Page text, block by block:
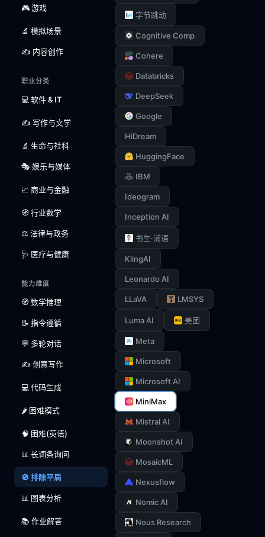
🎮 游戏
🔬 模拟场景
✍️ 内容创作
职业分类
💻 软件 & IT
✍️ 写作与文学
🔬 生命与社科
🎭 娱乐与媒体
📈 商业与金融
🧭 行业数学
⚖️ 法律与政务
🩺 医疗与健康
能力维度
🧭 数学推理
📝 指令遵循
💬 多轮对话
✍️ 创意写作
💻 代码生成
🌶️ 困难模式
🧠 困难(英语)
📊 长词条询问
🚫 排除平局
📊 图表分析
📚 作业解答
字节跳动
Cognitive Comp
Cohere
Databricks
DeepSeek
Google
HiDream
HuggingFace
IBM
Ideogram
Inception AI
书生·浦语
KlingAI
Leonardo AI
LLaVA LMSYS
Luma AI 美团
Meta
Microsoft
Microsoft AI
MiniMax
Mistral AI
Moonshot AI
MosaicML
Nexusflow
Nomic AI
Nous Research